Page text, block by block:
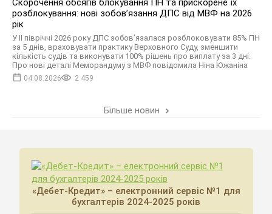
Скорочення обсягів блокування ПН та прискорене їх
розблокування: нові зобов’язання ДПС від МВФ на 2026
рік
У II півріччі 2026 року ДПС зобов’язалася розблоковувати 85% ПН
за 5 днів, враховувати практику Верховного Суду, зменшити
кількість судів та виконувати 100% рішень про виплату за 3 дні.
Про нові деталі Меморандуму з МВФ повідомила Ніна Южаніна
04.08.2026 2 459
Більше новин
«Дебет-Кредит» – електронний сервіс №1 для
бухгалтерів 2024-2025 років